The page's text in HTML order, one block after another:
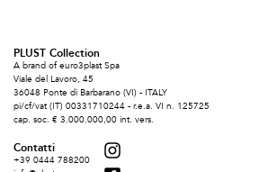
PLUST Collection
A brand of euro3plast Spa
Viale del Lavoro, 45
36048 Ponte di Barbarano (VI) - ITALY
pi/cf/vat (IT) 00331710244 - r.e.a. VI n. 125725
cap. soc. € 3.000.000,00 int. vers.
Contatti
+39 0444 788200